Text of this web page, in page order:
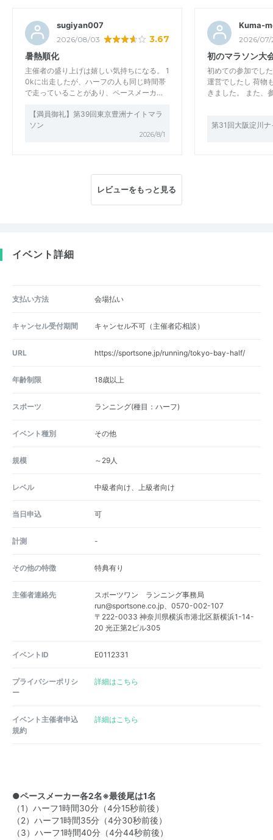
sugiyan007
2026/08/03 3.67
暑熱順化
主催者の盛り上げは嬉しい気持ちになる。 1
0kに出走したが、ハーフの人も同じ時間帯
で走っていることがあり、ペースメーカ…
【満員御礼】第39回東京豊洲ナイトマラ
ソン
2026/8/1
Kuma-
2026/07/
初のマラソン大
初めての参加でし
運営でしたし 荷物
きました。 また、
第31回大阪淀川
レビューをもっと見る
イベント詳細
支払い方法 会場払い
キャンセル受付期間 キャンセル不可（主催者応相談）
URL https://sportsone.jp/running/tokyo-bay-half/
年齢制限 18歳以上
スポーツ ランニング(種目：ハーフ)
イベント種別 その他
規模 ～29人
レベル 中級者向け、上級者向け
当日申込 可
計測 -
その他の特徴 特典有り
主催者連絡先
スポーツワン ランニング事務局
run@sportsone.co.jp、0570-002-107
〒222-0033 神奈川県横浜市港北区新横浜1-14-
20 光正第2ビル305
イベントID E0112331
プライバシーポリシ
ー
詳細はこちら
イベント主催者申込
規約
詳細はこちら
●ペースメーカー各2名※最後尾は1名
（1）ハーフ1時間30分（4分15秒前後）
（2）ハーフ1時間35分（4分30秒前後）
（3）ハーフ1時間40分（4分44秒前後）